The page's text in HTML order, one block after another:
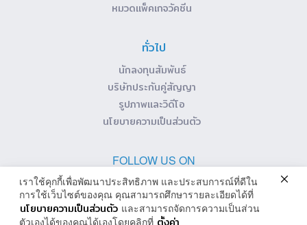
หมวดแพ็คเกจวัคซีน
ทั่วไป
นักลงทุนสัมพันธ์
บริษัทประกันคู่สัญญา
รูปภาพและวิดีโอ
นโยบายความเป็นส่วนตัว
FOLLOW US ON
เราใช้คุกกี้เพื่อพัฒนาประสิทธิภาพ และประสบการณ์ที่ดีใน
การใช้เว็บไซต์ของคุณ คุณสามารถศึกษารายละเอียดได้ที่
นโยบายความเป็นส่วนตัว และสามารถจัดการความเป็นส่วน
ตัวเองได้ของคุณได้เองโดยคลิกที่ ตั้งค่า